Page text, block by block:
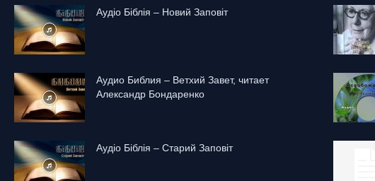
Аудіо Біблія – Новий Заповіт
Аудио Библия – Ветхий Завет, читает
Александр Бондаренко
Аудіо Біблія – Старий Заповіт